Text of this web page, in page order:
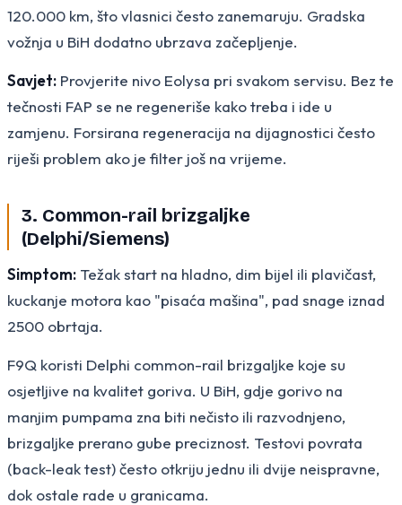
120.000 km, što vlasnici često zanemaruju. Gradska
vožnja u BiH dodatno ubrzava začepljenje.
Savjet: Provjerite nivo Eolysa pri svakom servisu. Bez te
tečnosti FAP se ne regeneriše kako treba i ide u
zamjenu. Forsirana regeneracija na dijagnostici često
riješi problem ako je filter još na vrijeme.
3. Common-rail brizgaljke
(Delphi/Siemens)
Simptom: Težak start na hladno, dim bijel ili plavičast,
kuckanje motora kao "pisaća mašina", pad snage iznad
2500 obrtaja.
F9Q koristi Delphi common-rail brizgaljke koje su
osjetljive na kvalitet goriva. U BiH, gdje gorivo na
manjim pumpama zna biti nečisto ili razvodnjeno,
brizgaljke prerano gube preciznost. Testovi povrata
(back-leak test) često otkriju jednu ili dvije neispravne,
dok ostale rade u granicama.